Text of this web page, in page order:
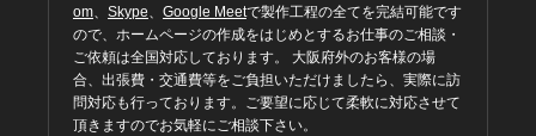
om、 Skype、 Google Meetで製作工程の全てを完結可能です
ので、ホームページの作成をはじめとするお仕事のご相談・
ご依頼は全国対応しております。 大阪府外のお客様の場
合、出張費・交通費等をご負担いただけましたら、実際に訪
問対応も行っております。ご要望に応じて柔軟に対応させて
頂きますのでお気軽にご相談下さい。